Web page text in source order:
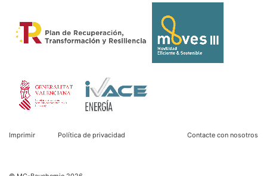
Imprimir Política de privacidad Contacte con nosotros